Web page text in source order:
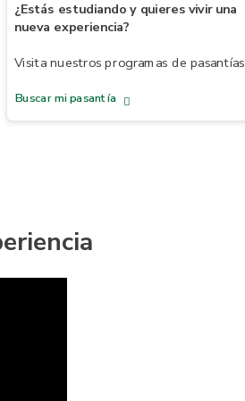
¿Estás estudiando y quieres vivir una
nueva experiencia?
Visita nuestros programas de pasantías
Buscar mi pasantía